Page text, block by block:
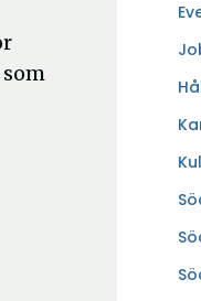
n
a
y
t
f
ö
Ö
p
n
a
y
t
Ö
p